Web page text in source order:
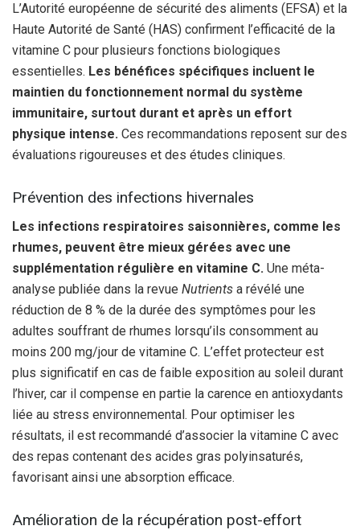
L’Autorité européenne de sécurité des aliments (EFSA) et la
Haute Autorité de Santé (HAS) confirment l’efficacité de la
vitamine C pour plusieurs fonctions biologiques
essentielles. Les bénéfices spécifiques incluent le
maintien du fonctionnement normal du système
immunitaire, surtout durant et après un effort
physique intense. Ces recommandations reposent sur des
évaluations rigoureuses et des études cliniques.
Prévention des infections hivernales
Les infections respiratoires saisonnières, comme les
rhumes, peuvent être mieux gérées avec une
supplémentation régulière en vitamine C. Une méta-
analyse publiée dans la revue Nutrients a révélé une
réduction de 8 % de la durée des symptômes pour les
adultes souffrant de rhumes lorsqu’ils consomment au
moins 200 mg/jour de vitamine C. L’effet protecteur est
plus significatif en cas de faible exposition au soleil durant
l’hiver, car il compense en partie la carence en antioxydants
liée au stress environnemental. Pour optimiser les
résultats, il est recommandé d’associer la vitamine C avec
des repas contenant des acides gras polyinsaturés,
favorisant ainsi une absorption efficace.
Amélioration de la récupération post-effort